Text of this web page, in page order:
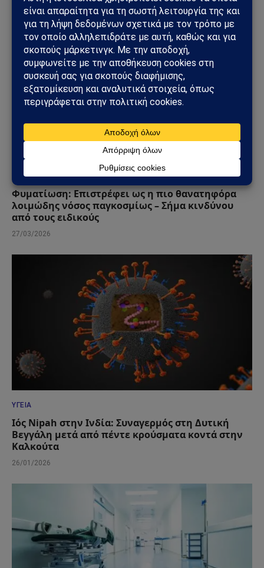
04/05/2026
ΥΓΕΊΑ
Φυματίωση: Επιστρέφει ως η πιο θανατηφόρα
λοιμώδης νόσος παγκοσμίως – Σήμα κινδύνου
από τους ειδικούς
27/03/2026
ΥΓΕΊΑ
Ιός Nipah στην Ινδία: Συναγερμός στη Δυτική
Βεγγάλη μετά από πέντε κρούσματα κοντά στην
Καλκούτα
26/01/2026